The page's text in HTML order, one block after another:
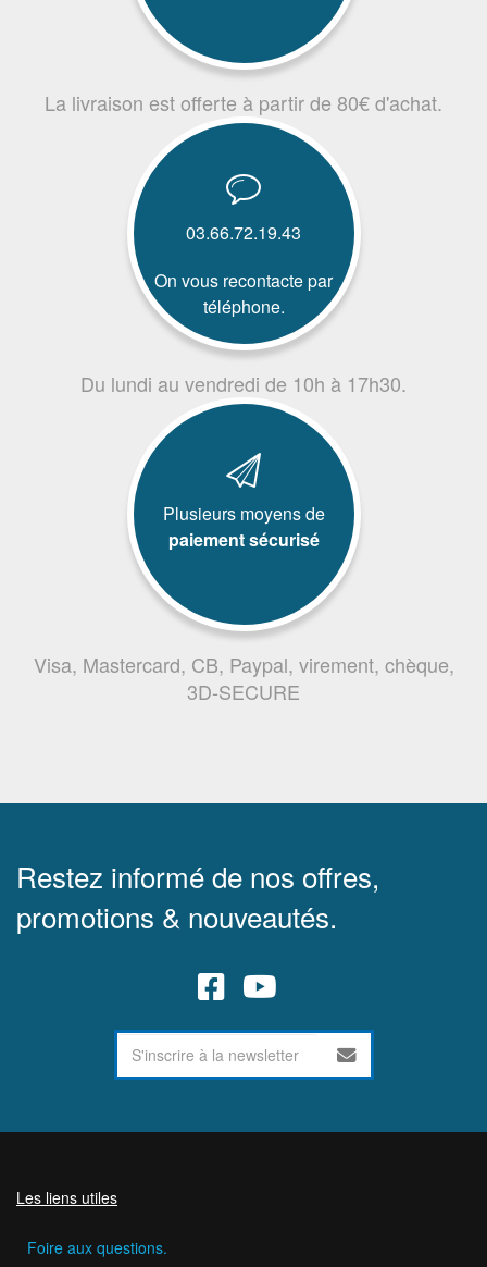
La livraison est offerte à partir de 80€ d'achat.
03.66.72.19.43
On vous recontacte par
téléphone.
Du lundi au vendredi de 10h à 17h30.
Plusieurs moyens de
paiement sécurisé
Visa, Mastercard, CB, Paypal, virement, chèque,
3D-SECURE
Restez informé de nos offres,
promotions & nouveautés.
Les liens utiles
Foire aux questions.